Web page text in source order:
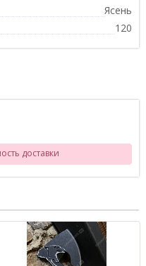
Ясень
120
доставки